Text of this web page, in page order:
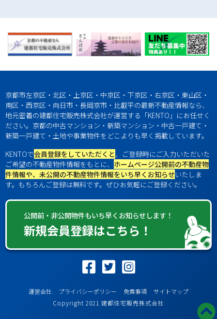
京都市左京区・北区・上京区・中京区・下京区・右京区・東山区・
南区・西京区・向日市・長岡京市・比叡平の最新不動産情報なら、
地元密着の建都住宅販売株式会社が運営する「KENTO」にお任せく
ださい。京都の中古マンション・新築マンション・中古一戸建て・
新築一戸建て・土地や事業物件をどこよりも早く掲載しています。
KENTOで会員登録をしていただくと、ご登録時にご入力いただいた
ご希望の不動産物件情報をもとに、 ホームページ公開前の不動産物
件情報や、未公開の不動産物件情報をいち早くお知らせいたしま
す。もちろんご登録は無料です。ぜひお気軽にご登録ください。
公開前・非公開物件もいち早くお知らせします！
新規会員登録はこちら！
運営会社 プライバシーポリシー 免責事項
サイトマップ
Copyright 2021 建都住宅販売株式会社